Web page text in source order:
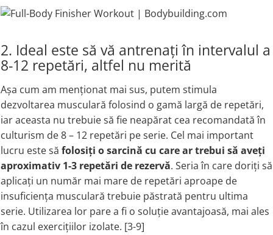
2. Ideal este să vă antrenați în intervalul a
8-12 repetări, altfel nu merită
Așa cum am menționat mai sus, putem stimula
dezvoltarea musculară folosind o gamă largă de repetări,
iar aceasta nu trebuie să fie neapărat cea recomandată în
culturism de 8 – 12 repetări pe serie. Cel mai important
lucru este să folosiți o sarcină cu care ar trebui să aveți
aproximativ 1-3 repetări de rezervă. Seria în care doriți să
aplicați un număr mai mare de repetări aproape de
insuficiența musculară trebuie păstrată pentru ultima
serie. Utilizarea lor pare a fi o soluție avantajoasă, mai ales
în cazul exercițiilor izolate. [3-9]